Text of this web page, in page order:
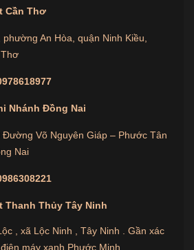
nhấn nút Reset bên trong.
mới (4-8 ký tự) và nhấn “Enter”
PIN.
đã cài đặt và nhấn “Enter” để mở
hợp quên mã PIN, sử dụng chìa
két.
Cần Thơ
phường An Hòa, quận Ninh Kiều,
Nhánh Đồng Nai
Đường Võ Nguyên Giáp – Phước Tân
Nai
Thanh Thủy Tây Ninh
, xã Lộc Ninh , Tây Ninh . Gần xác
máy xanh Phước Minh